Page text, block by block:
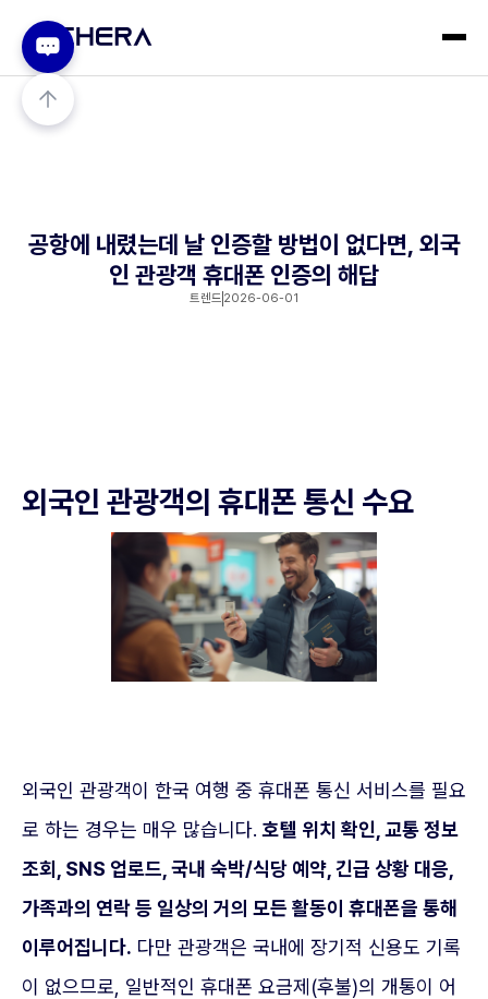
공항에 내렸는데 날 인증할 방법이 없다면, 외국
인 관광객 휴대폰 인증의 해답
트렌드 2026-06-01
외국인 관광객의 휴대폰 통신 수요
외국인 관광객이 한국 여행 중 휴대폰 통신 서비스를 필요
로 하는 경우는 매우 많습니다.호텔 위치 확인, 교통 정보
조회, SNS 업로드, 국내 숙박/식당 예약, 긴급 상황 대응,
가족과의 연락 등 일상의 거의 모든 활동이 휴대폰을 통해
이루어집니다. 다만 관광객은 국내에 장기적 신용도 기록
이 없으므로, 일반적인 휴대폰 요금제(후불)의 개통이 어